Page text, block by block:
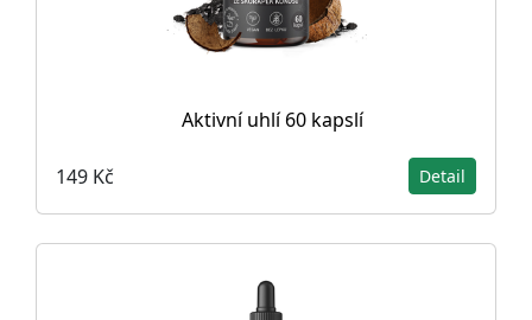
Aktivní uhlí 60 kapslí
149 Kč Detail